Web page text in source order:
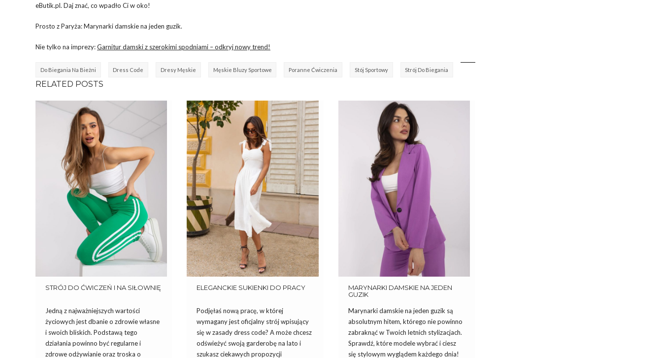
eButik.pl. Daj znać, co wpadło Ci w oko!
Prosto z Paryża: Marynarki damskie na jeden guzik.
Nie tylko na imprezy:Garnitur damski z szerokimi spodniami – odkryj nowy trend!
Do Biegania Na Bieżni Dress Code Dresy Męskie Męskie Bluzy Sportowe Poranne Ćwiczenia Stój Sportowy Strój Do Biegania
RELATED POSTS
STRÓJ DO ĆWICZEŃ I NA SIŁOWNIĘ
Jedną z najważniejszych wartości
życiowych jest dbanie o zdrowie własne
i swoich bliskich. Podstawą tego
działania powinno być regularne i
zdrowe odżywianie oraz troska o
ELEGANCKIE SUKIENKI DO PRACY
Podjęłaś nową pracę, w której
wymagany jest oficjalny strój wpisujący
się w zasady dress code? A może chcesz
odświeżyć swoją garderobę na lato i
szukasz ciekawych propozycji
MARYNARKI DAMSKIE NA JEDEN
GUZIK
Marynarki damskie na jeden guzik są
absolutnym hitem, którego nie powinno
zabraknąć w Twoich letnich stylizacjach.
Sprawdź, które modele wybrać i ciesz
się stylowym wyglądem każdego dnia!